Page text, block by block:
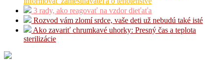
3 rady, ako reagovať na vzdor dieťaťa
Rozvod vám zlomí srdce, vaše deti už nebudú také isté
Ako zavariť chrumkavé uhorky: Presný čas a teplota
sterilizácie